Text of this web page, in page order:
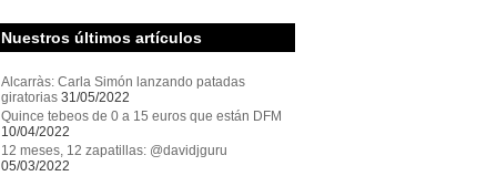
Nuestros últimos artículos
Alcarràs: Carla Simón lanzando patadas
giratorias 31/05/2022
Quince tebeos de 0 a 15 euros que están DFM
10/04/2022
12 meses, 12 zapatillas: @davidjguru
05/03/2022